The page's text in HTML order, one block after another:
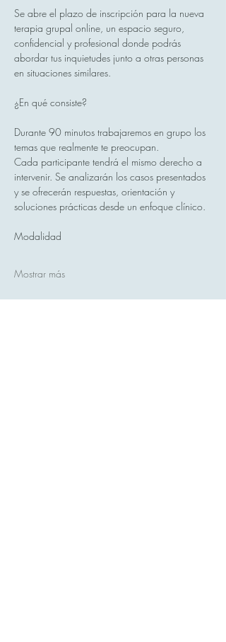
Se abre el plazo de inscripción para la nueva
terapia grupal online, un espacio seguro,
confidencial y profesional donde podrás
abordar tus inquietudes junto a otras personas
en situaciones similares.
¿En qué consiste?
Durante 90 minutos trabajaremos en grupo los
temas que realmente te preocupan.
Cada participante tendrá el mismo derecho a
intervenir. Se analizarán los casos presentados
y se ofrecerán respuestas, orientación y
soluciones prácticas desde un enfoque clínico.
Modalidad
Mostrar más